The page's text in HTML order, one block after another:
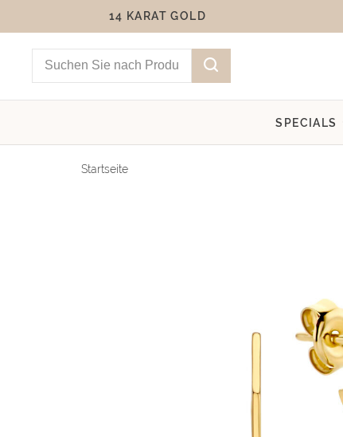
14 KARAT GOLD
SPECIALS
Startseite